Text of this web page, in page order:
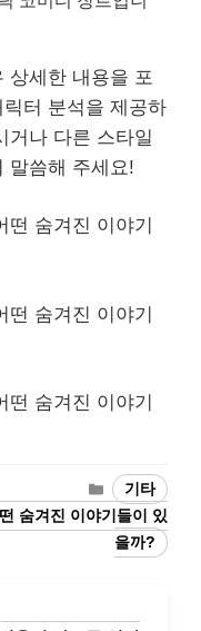
상세한 내용을 포
터 분석을 제공하
거나 다른 스타일
말씀해 주세요!
떤 숨겨진 이야기
떤 숨겨진 이야기
떤 숨겨진 이야기
Categories
기타
숨겨진 이야기들이 있
을까?